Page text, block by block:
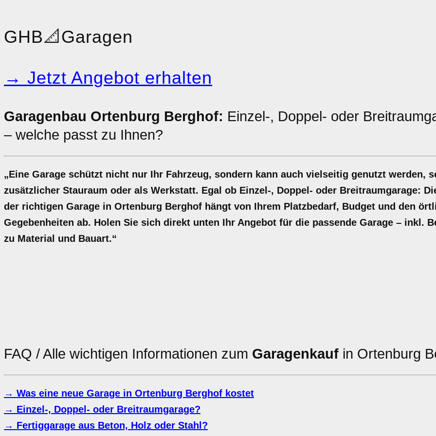
GHB📐Garagen
→ Jetzt Angebot erhalten
Garagenbau Ortenburg Berghof: Einzel-, Doppel- oder
– welche passt zu Ihnen?
„Eine Garage schützt nicht nur Ihr Fahrzeug, sondern kann auch vielseitig genutzt werden,
zusätzlicher Stauraum oder als Werkstatt. Egal ob Einzel-, Doppel- oder Breitraumgarage:
der richtigen Garage in Ortenburg Berghof hängt von Ihrem Platzbedarf, Budget und den
Gegebenheiten ab. Holen Sie sich direkt unten Ihr Angebot für die passende Garage – inkl.
zu Material und Bauart.“
FAQ / Alle wichtigen Informationen zum Garagenkauf in Ortenburg
→ Was eine neue Garage in Ortenburg Berghof kostet
→ Einzel-, Doppel- oder Breitraumgarage?
→ Fertiggarage aus Beton, Holz oder Stahl?